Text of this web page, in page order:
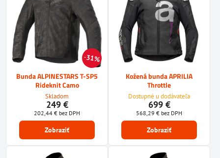
31%
Bunda ALPINESTARS T-SP5
Rideknit Camo
Skladom
249 €
202,44 € bez DPH
Zobraziť
Kožená bunda APRILIA
Throttle
Dostupné u dodávateľa
699 €
568,29 € bez DPH
Zobraziť